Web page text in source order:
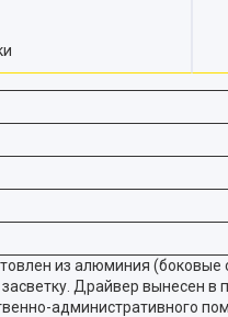
из алюминия (боковые
Драйвер вынесен в
административного